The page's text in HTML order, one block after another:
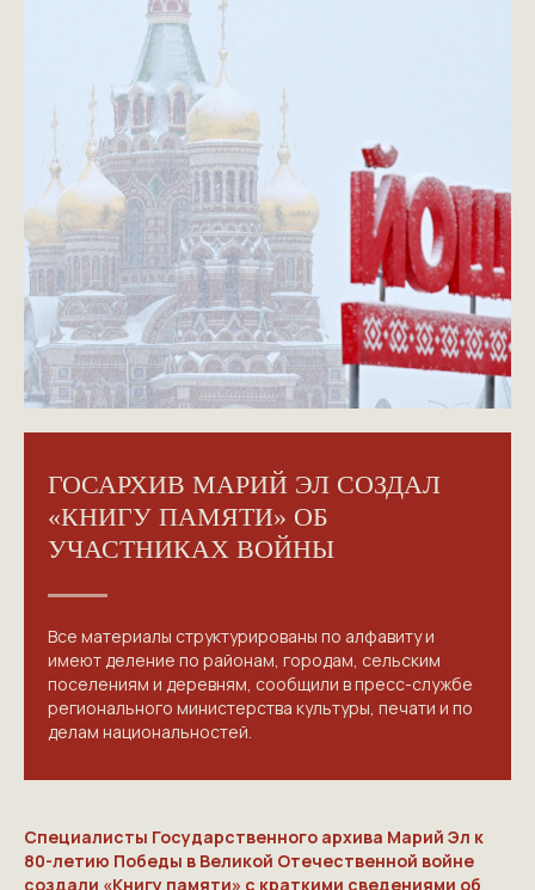
ГОСАРХИВ МАРИЙ ЭЛ СОЗДАЛ
«КНИГУ ПАМЯТИ» ОБ
УЧАСТНИКАХ ВОЙНЫ
Все материалы структурированы по алфавиту и
имеют деление по районам, городам, сельским
поселениям и деревням, сообщили в пресс-службе
регионального министерства культуры, печати и по
делам национальностей.
Специалисты Государственного архива Марий Эл к
80-летию Победы в Великой Отечественной войне
создали «Книгу памяти» с краткими сведениями об